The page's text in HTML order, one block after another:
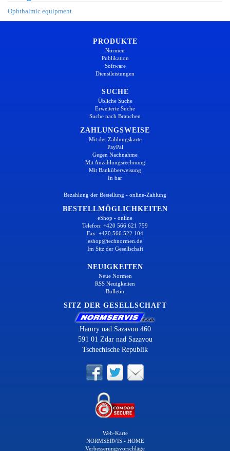
Ophthalmic equipment
PRODUKTE
Normen
Publikation
Software
Dienstleistungen
SUCHE
Übliche Suche
Erweiterte Suche
Suche nach Branchen
ZAHLUNGSWEISE
Mit der Zahlungskarte
PayPal
Gegen Nachnahme
Mit Anzahlungsrechnung
Mit Banküberweisung
In bar
Bezahlung der Bestellung - online-Zahlung
BESTELLMÖGLICHKEITEN
eShop - online
Telefon: +420 566 621 759
Fax: +420 566 522 104
eshop@technormen.de
Im Sitz der Gesellschaft
NEUIGKEITEN
Neue Normen
RSS Neuigkeiten
Bulletin
SITZ DER GESELLSCHAFT
Hamry nad Sazavou 460
591 01 Zdar nad Sazavou
Tschechische Republik
Web-Karte
NORMSERVIS - HOME
Verbesserungsvorschläge